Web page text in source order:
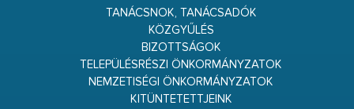
TANÁCSNOK, TANÁCSADÓK
KÖZGYŰLÉS
BIZOTTSÁGOK
TELEPÜLÉSRÉSZI ÖNKORMÁNYZATOK
NEMZETISÉGI ÖNKORMÁNYZATOK
KITÜNTETETTJEINK